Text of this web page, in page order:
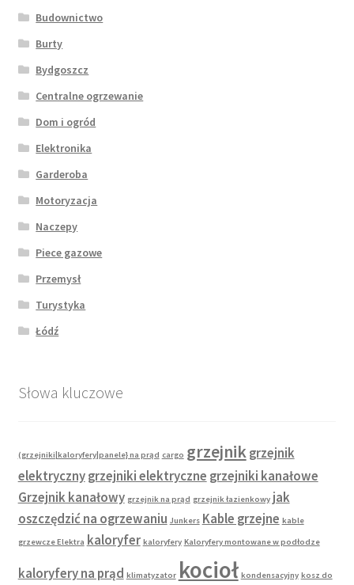
Budownictwo
Burty
Bydgoszcz
Centralne ogrzewanie
Dom i ogród
Elektronika
Garderoba
Motoryzacja
Naczepy
Piece gazowe
Przemysł
Turystyka
Łódź
Słowa kluczowe
(grzejniki|kaloryfery|panele} na prąd cargo grzejnik grzejnik
elektryczny grzejniki elektryczne grzejniki kanałowe
Grzejnik kanałowy grzejnik na prąd grzejnik łazienkowy jak
oszczędzić na ogrzewaniu Junkers Kable grzejne kable
grzewcze Elektra kaloryfer kaloryfery Kaloryfery montowane w podłodze
kaloryfery na prąd klimatyzator kocioł kondensacyjny kosz do